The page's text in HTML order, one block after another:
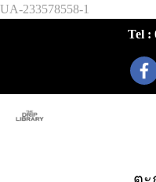
UA-233578558-1
Tel :